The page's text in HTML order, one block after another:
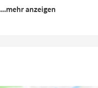
...mehr anzeigen